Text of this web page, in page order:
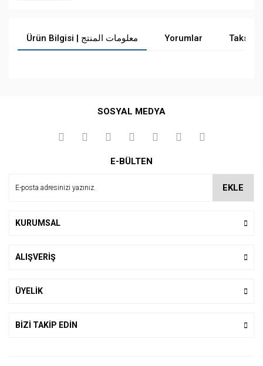
Ürün Bilgisi | معلومات المنتج Yorumlar Taksit
SOSYAL MEDYA
E-BÜLTEN
EKLE
KURUMSAL
ALIŞVERİŞ
ÜYELİK
BİZİ TAKİP EDİN